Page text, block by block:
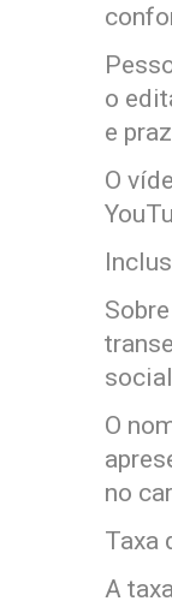
o
e
O
O
no
Taxa
A